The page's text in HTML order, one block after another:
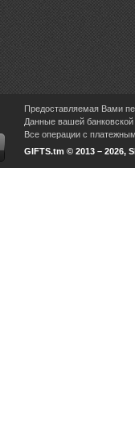
Предоставляемая Вами
Данные вашей
Все операции с
GIFTS.tm © 2013 – 2026,